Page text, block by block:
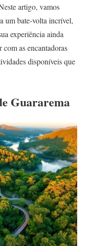
artigo, vamos
um bate-volta incrível,
experiência ainda
com as encantadoras
disponíveis que
Guararema